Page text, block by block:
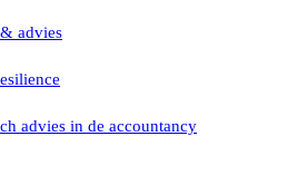
advies
advies in de accountancy